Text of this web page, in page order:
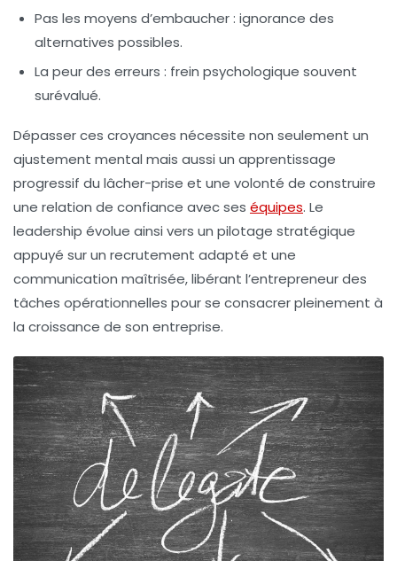
Pas les moyens d’embaucher: ignorance des
alternatives possibles.
La peur des erreurs : frein psychologique souvent
surévalué.
Dépasser ces croyances nécessite non seulement un
ajustement mental mais aussi un apprentissage
progressif du lâcher-prise et une volonté de construire
une relation de confiance avec ses équipes. Le
leadership évolue ainsi vers un pilotage stratégique
appuyé sur un recrutement adapté et une
communication maîtrisée, libérant l’entrepreneur des
tâches opérationnelles pour se consacrer pleinement à
la croissance de son entreprise.